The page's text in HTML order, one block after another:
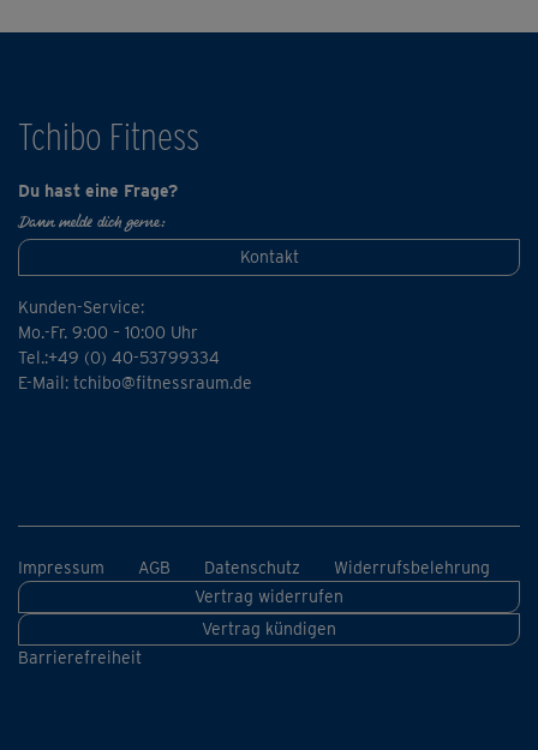
Tchibo Fitness
Du hast eine Frage?
Dann melde dich gerne:
Kontakt
Kunden-Service:
Mo.-Fr. 9:00 – 10:00 Uhr
Tel.:+49 (0) 40-53799334
E-Mail: tchibo@fitnessraum.de
Impressum AGB Datenschutz
Widerrufsbelehrung
Vertrag widerrufen
Vertrag kündigen
Barrierefreiheit